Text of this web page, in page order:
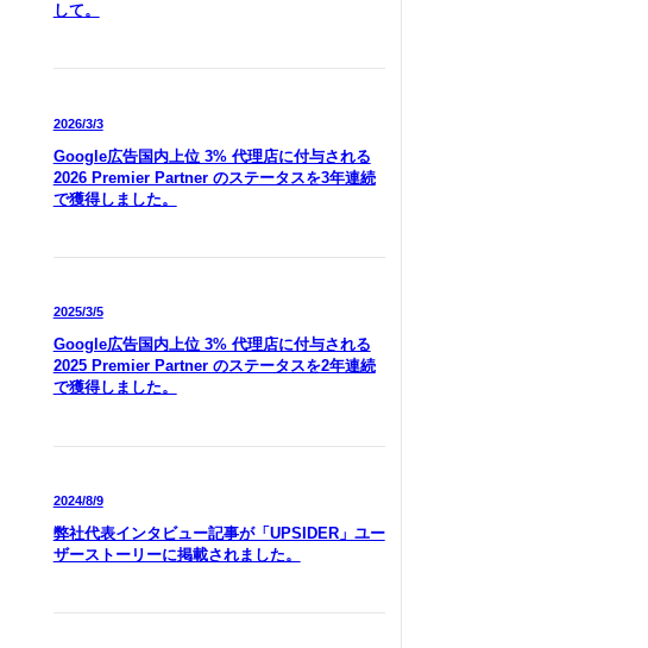
して。
2026/3/3
Google広告国内上位 3% 代理店に付与される
2026 Premier Partner のステータスを3年連続
で獲得しました。
2025/3/5
Google広告国内上位 3% 代理店に付与される
2025 Premier Partner のステータスを2年連続
で獲得しました。
2024/8/9
弊社代表インタビュー記事が「UPSIDER」ユー
ザーストーリーに掲載されました。